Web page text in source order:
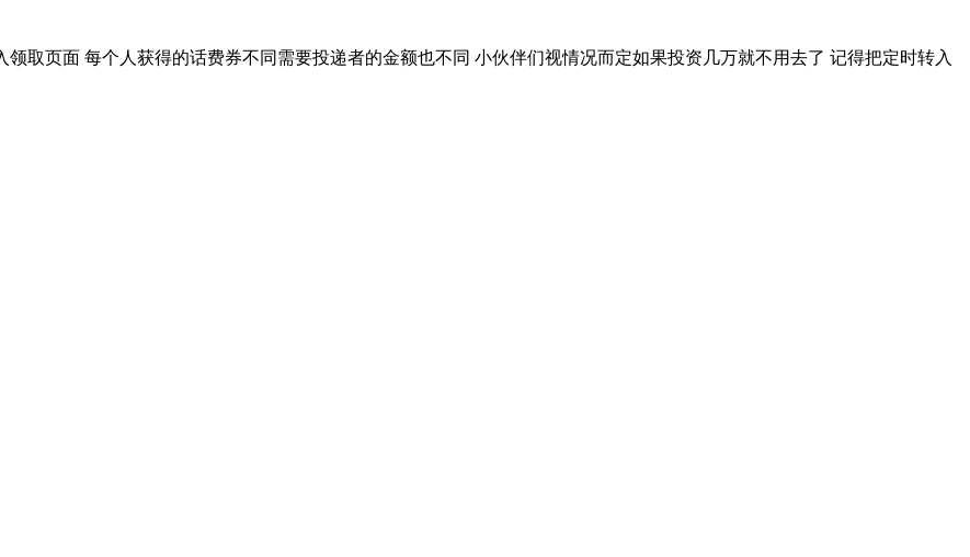
取页面 每个人获得的话费券不同需要投递者的金额也不同 小伙伴们视情况而定如果投资几万就不用去了 记得把定时转入